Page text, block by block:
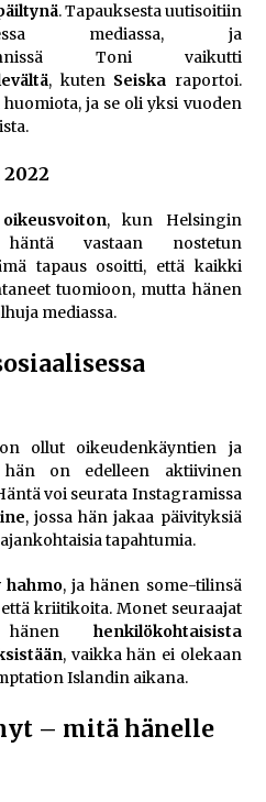
. Tapauksesta uutisoitiin
mediassa, ja
Toni vaikutti
, kuten Seiska raportoi.
ja se oli yksi vuoden
oikeusvoiton, kun Helsingin
vastaan nostetun
tapaus osoitti, että kaikki
tuomioon, mutta hänen
mediassa.
ollut oikeudenkäyntien ja
hän on edelleen aktiivinen
voi seurata Instagramissa
, jossa hän jakaa päivityksiä
tapahtumia.
hahmo, ja hänen some-tilinsä
kriitikoita. Monet seuraajat
hänen henkilökohtaisista
, vaikka hän ei olekaan
Islandin aikana.
– mitä hänelle